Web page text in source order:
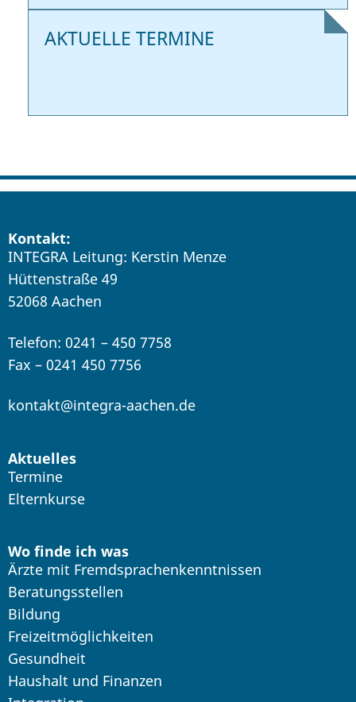
AKTUELLE TERMINE
Kontakt:
INTEGRA Leitung: Kerstin Menze
Hüttenstraße 49
52068 Aachen
Telefon: 0241 – 450 7758
Fax – 0241 450 7756
kontakt@integra-aachen.de
Aktuelles
Termine
Elternkurse
Wo finde ich was
Ärzte mit Fremdsprachenkenntnissen
Beratungsstellen
Bildung
Freizeitmöglichkeiten
Gesundheit
Haushalt und Finanzen